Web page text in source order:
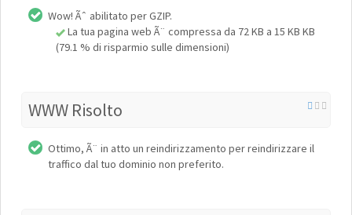
Wow! Ãˆ abilitato per GZIP.
La tua pagina web Ã¨ compressa da 72 KB a 15 KB KB
(79.1 % di risparmio sulle dimensioni)
WWW Risolto
Ottimo, Ã¨ in atto un reindirizzamento per reindirizzare il
traffico dal tuo dominio non preferito.